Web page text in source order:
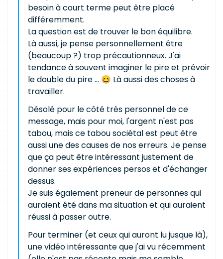
besoin à court terme peut être placé
différemment.
La question est de trouver le bon équilibre.
Là aussi, je pense personnellement être
(beaucoup ?) trop précautionneux. J'ai
tendance à souvent imaginer le pire et prévoir
le double du pire ... 😆 Là aussi des choses à
travailler.
Désolé pour le côté très personnel de ce
message, mais pour moi, l'argent n'est pas
tabou, mais ce tabou sociétal est peut être
aussi une des causes de nos erreurs. Je pense
que ça peut être intéressant justement de
donner ses expériences persos et d'échanger
dessus.
Je suis également preneur de personnes qui
auraient été dans ma situation et qui auraient
réussi à passer outre.
Pour terminer (et ceux qui auront lu jusque là),
une vidéo intéressante que j'ai vu récemment